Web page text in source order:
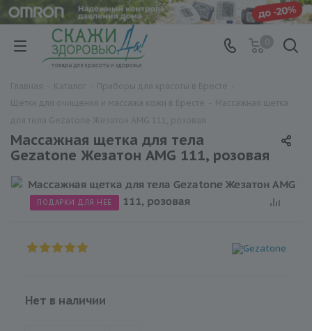
Массажная щетка для тела
Gezatone Жезатон AMG 111, розовая
ПОДАРКИ ДЛЯ НЕЕ
Нет в наличии